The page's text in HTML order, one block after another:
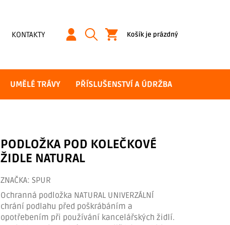
KONTAKTY
NÁKUPNÍ
Košík je prázdný
UMĚLÉ TRÁVY PŘÍSLUŠENSTVÍ A ÚDRŽBA
ZNAČKA: SPUR
PODLOŽKA POD KOLEČKOVÉ
ŽIDLE NATURAL
Ochranná podložka NATURAL UNIVERZÁLNÍ
chrání podlahu před poškrábáním a
opotřebením při používání kancelářských židlí.